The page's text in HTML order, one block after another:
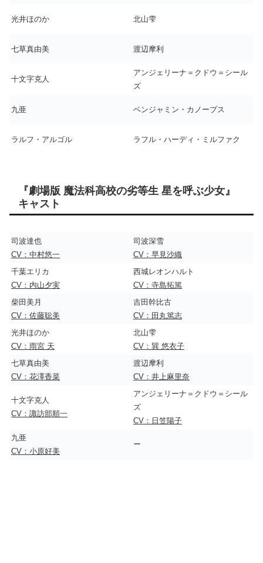
光井ほのか 北山雫
七草真由美 渡辺摩利
十文字克人
アンジェリーナ＝クドウ＝シール
ズ
九亜 ベンジャミン・カノープス
ラルフ・アルゴル ラフル・ハーディ・ミルファク
『劇場版 魔法科高校の劣等生 星を呼ぶ少女』
キャスト
司波達也
CV：中村悠一
司波深雪
CV：早見沙織
千葉エリカ
CV：内山夕実
西城レオンハルト
CV：寺島拓篤
柴田美月
CV：佐藤聡美
吉田幹比古
CV：田丸篤志
光井ほのか
CV：雨宮 天
北山雫
CV：巽 悠衣子
七草真由美
CV：花澤香菜
渡辺摩利
CV：井上麻里奈
十文字克人
CV：諏訪部順一
アンジェリーナ＝クドウ＝シール
ズ
CV：日笠陽子
九亜
CV：小原好美
ー